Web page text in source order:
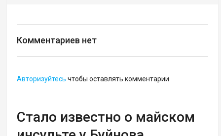
Комментариев нет
Авторизуйтесь чтобы оставлять комментарии
Стало известно о майском